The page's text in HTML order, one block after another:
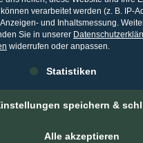
verarbeitet werden (z. B. IP-
und Inhaltsmessung.
Sie in unserer
widerrufen oder anpassen.
Gruppen, für die eine
Statistiken
speichern &
Alle akzeptieren